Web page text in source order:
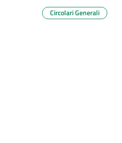
Circolari Generali